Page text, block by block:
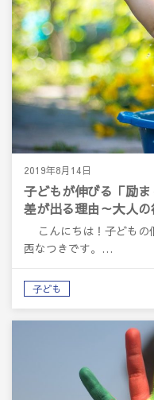
2019年8月14日
子どもが伸びる「励
差が出る理由～大人
こんにちは！子どもの
西なつきです。…
子ども